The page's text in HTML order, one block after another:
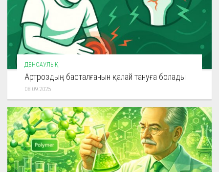
ДЕНСАУЛЫҚ
Артроздың басталғанын қалай тануға болады
08.09.2025